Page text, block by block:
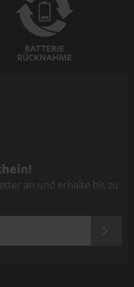
an und erhalte bis zu